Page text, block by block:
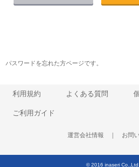
パスワードを忘れた方ページです。
利用規約 よくある質問
ご利用ガイド
運営会社情報 お問
© 2016 inaseri Co.,Ltd.